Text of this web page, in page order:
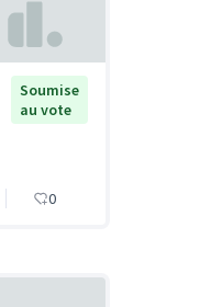
Soumise
au vote
0